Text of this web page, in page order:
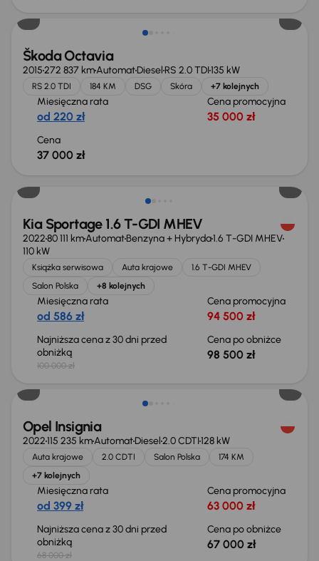
Škoda Octavia
2015272 837 kmAutomatDiesel RS 2.0 TDI135 kW
RS 2.0 TDI 184 KM DSG Skóra +7 kolejnych
Miesięczna rata
od 220 zł
Cena promocyjna
35 000 zł
Cena
37 000 zł
Kia Sportage 1.6 T-GDI MHEV
202280 111 kmAutomatBenzyna + Hybryda1.6 T-GDI MHEV
110 kW
Książka serwisowa Auta krajowe
1.6 T-GDI MHEV
Salon Polska
+8 kolejnych
Miesięczna rata
od 586 zł
Cena promocyjna
94 500 zł
Najniższa cena z 30 dni przed
obniżką
100 000 zł
Cena po obniżce
98 500 zł
Taniej o 1 000 zł
Opel Insignia
2022115 235 kmAutomatDiesel2.0 CDTI128 kW
Auta krajowe 2.0 CDTI Salon Polska
174 KM
+7 kolejnych
Miesięczna rata
od 399 zł
Cena promocyjna
63 000 zł
Najniższa cena z 30 dni przed
obniżką
68 000 zł
Cena po obniżce
67 000 zł